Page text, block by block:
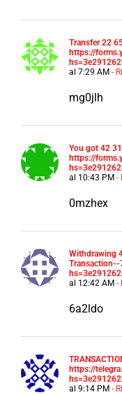
Transfer 22
https://
al 7:29 AM -
mg0jlh
You got 42
https://
al 10:43 PM -
0mzhex
Withdrawing
al 12:42 AM -
6a2ldo
https://
al 9:14 PM -